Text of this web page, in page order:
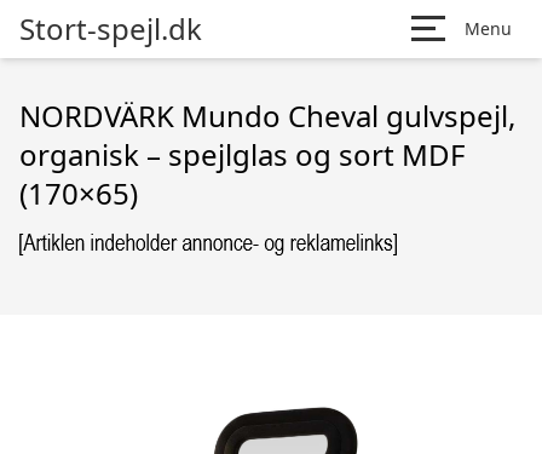
Stort-spejl.dk Menu
NORDVÄRK Mundo Cheval gulvspejl,
organisk – spejlglas og sort MDF
(170×65)